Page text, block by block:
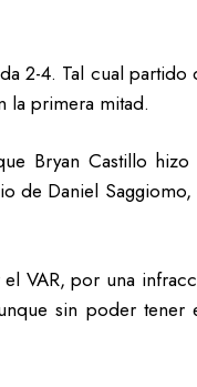
2-4. Tal cual partido
la primera mitad.
Bryan Castillo
de Daniel
VAR, por una
sin poder tener